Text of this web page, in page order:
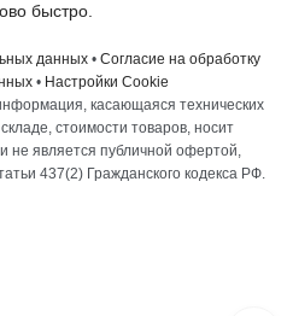
быстро.
данных• Согласие на обработку
• Настройки Cookie
касающаяся технических
стоимости товаров, носит
не является публичной офертой,
437(2) Гражданского кодекса РФ.